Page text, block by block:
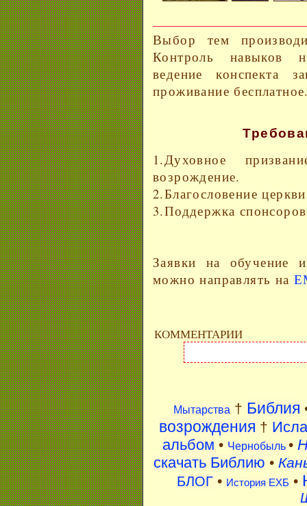
Выбор тем
Контроль навыков
ведение конспекта
проживание
1.Духовное
возрождение.
2.Благословение
3.Поддержка
Заявки на обучение
можно направлять на
КОММЕНТАРИИ
Мытарства † Библия
возрождения †
альбом • Чернобыль •
скачать Библию •
БЛОГ • История ЕХБ •